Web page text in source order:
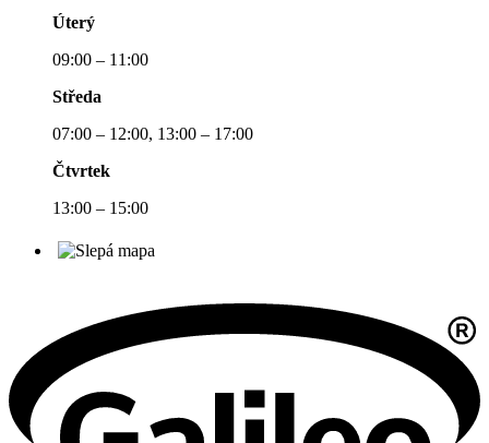
Úterý
09:00 – 11:00
Středa
07:00 – 12:00, 13:00 – 17:00
Čtvrtek
13:00 – 15:00